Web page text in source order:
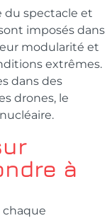
du spectacle et
imposés dans
modularité et
extrêmes.
dans des
drones, le
à
chaque